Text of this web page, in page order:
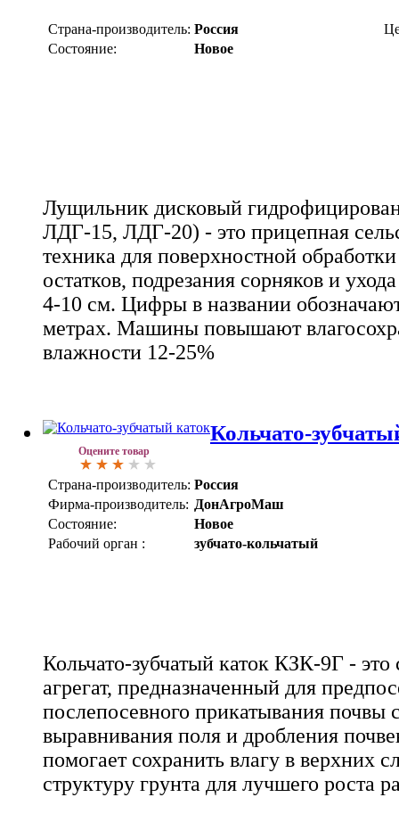
Страна-производитель: Россия
Состояние:
Новое
Лущильник дисковый
ЛДГ-15, ЛДГ-20) - это прицепная
техника для поверхностной
остатков, подрезания сорняков и
4-10 см. Цифры в названии
метрах. Машины повышают
влажности 12-25%
Оцените товар
Кольчато-
Страна-производитель: Россия
Фирма-производитель: ДонАгроМаш
Состояние:
Новое
Рабочий орган :
зубчато-кольчатый
Кольчато-зубчатый каток КЗК-9Г - это
агрегат, предназначенный для
послепосевного прикатывания почвы
выравнивания поля и дробления
помогает сохранить влагу в верхних
структуру грунта для лучшего роста